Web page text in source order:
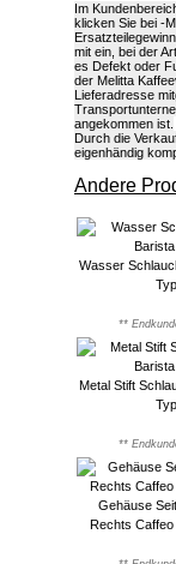
Im
klicken Sie bei -
mit ein, bei der
es Defekt oder
der Melitta
Lieferadresse
angekommen ist.
Durch die
eigenhändig
Andere
Wasser
**
Metal Stift
**
Gehäuse
Rechts